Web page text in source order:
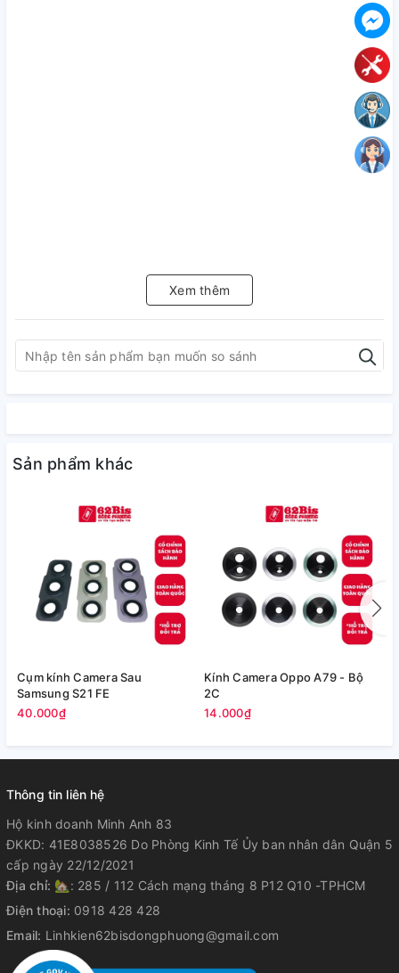
Xem thêm
Sản phẩm khác
Cụm kính Camera Sau
Samsung S21 FE
40.000₫
Kính Camera Oppo A79 - Bộ
2C
14.000₫
Thông tin liên hệ
Hộ kinh doanh Minh Anh 83
ĐKKD: 41E8038526 Do Phòng Kinh Tế Ủy ban nhân dân Quận 5
cấp ngày 22/12/2021
Địa chỉ: 🏡: 285 / 112 Cách mạng tháng 8 P12 Q10 -TPHCM
Điện thoại: 0918 428 428
Email: Linhkien62bisdongphuong@gmail.com